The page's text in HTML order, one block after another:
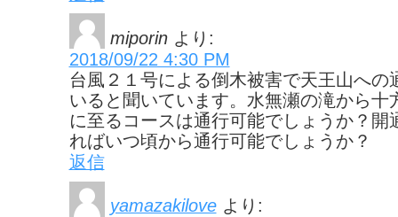
miporin より:
2018/09/22 4:30 PM
台風２１号による倒木被害で天王山への
いると聞いています。水無瀬の滝から十
に至るコースは通行可能でしょうか？開
ればいつ頃から通行可能でしょうか？
返信
yamazakilove より: